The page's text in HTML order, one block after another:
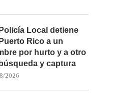
Local detiene
Rico a un
por hurto y a otro
y captura
2026